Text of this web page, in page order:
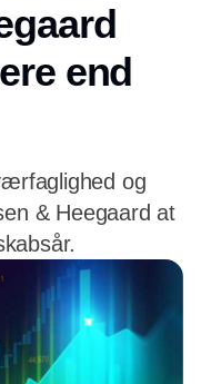
end
og
& Heegaard at